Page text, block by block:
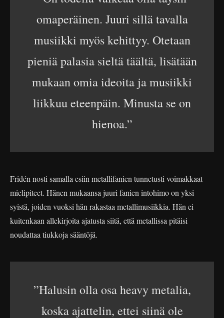
omaperäinen. Juuri sillä tavalla
musiikki myös kehittyy. Otetaan
pieniä palasia sieltä täältä, lisätään
mukaan omia ideoita ja musiikki
liikkuu eteenpäin. Minusta se on
hienoa.”
Fridén nosti samalla esiin metallifanien tunnetusti voimakkaat
mielipiteet. Hänen mukaansa juuri fanien intohimo on yksi
syistä, joiden vuoksi hän rakastaa metallimusiikkia. Hän ei
kuitenkaan allekirjoita ajatusta siitä, että metallissa pitäisi
noudattaa tiukkoja sääntöjä.
”Halusin olla osa heavy metalia,
koska ajattelin, ettei siinä ole